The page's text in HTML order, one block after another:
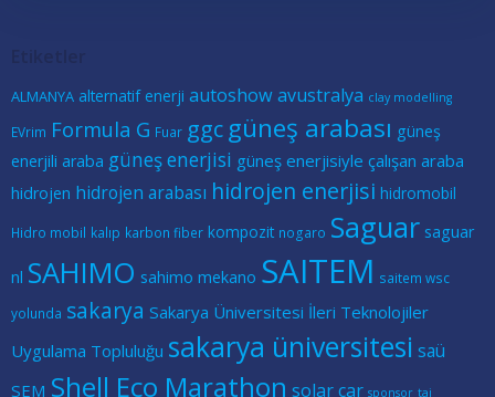
ALMANYA alternatif enerji autoshowavustralya clay modelling
EVrim Formula G Fuar ggc güneş arabası güneş
enerjili araba güneş enerjisi güneş enerjisiyle çalışan araba
hidrojen hidrojen arabası hidrojen enerjisi hidromobil
Hidro mobil kalıp karbon fiber kompozit nogaro Saguar saguar
nl SAHIMO sahimo mekano SAITEM saitem wsc
yolunda sakarya Sakarya Üniversitesi İleri Teknolojiler
Uygulama Topluluğu sakarya üniversitesi saü
SEM Shell Eco Marathon solar car sponsor tai